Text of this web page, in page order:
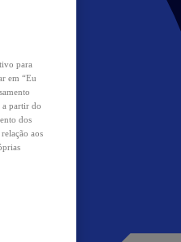
para
em “Eu
a partir do
dos
relação aos